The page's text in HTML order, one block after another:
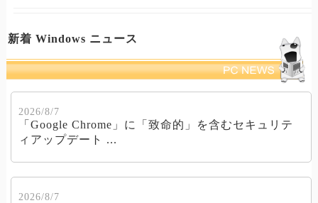
新着 Windows ニュース
2026/8/7
「Google Chrome」に「致命的」を含むセキュリテ
ィアップデート ...
2026/8/7